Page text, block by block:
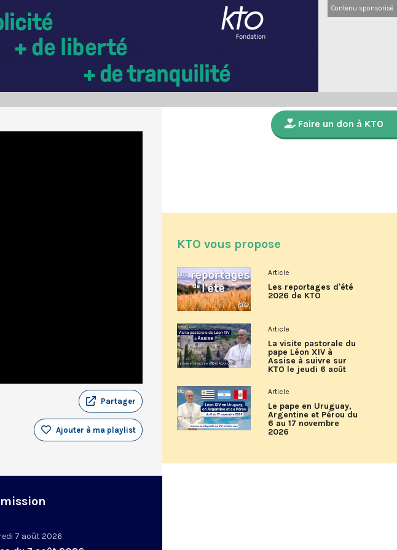
Contenu sponsorisé
Partager
Ajouter à ma playlist
7 août 2026
Faire un don à KTO
KTO vous propose
Article
Les reportages d'été
2026 de KTO
Article
La visite pastorale du
pape Léon XIV à
Assise à suivre sur
KTO le jeudi 6 août
Article
Le pape en Uruguay,
Argentine et Pérou du
6 au 17 novembre
2026